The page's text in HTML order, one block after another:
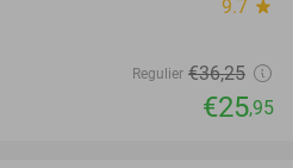
9.7 star
Regulier €36,25
€25,95